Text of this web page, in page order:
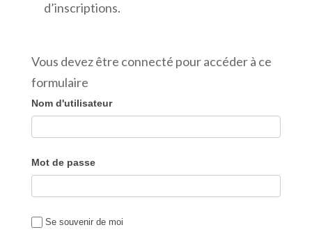
d’inscriptions.
Vous devez être connecté pour accéder à ce
formulaire
Nom d'utilisateur
Mot de passe
Se souvenir de moi